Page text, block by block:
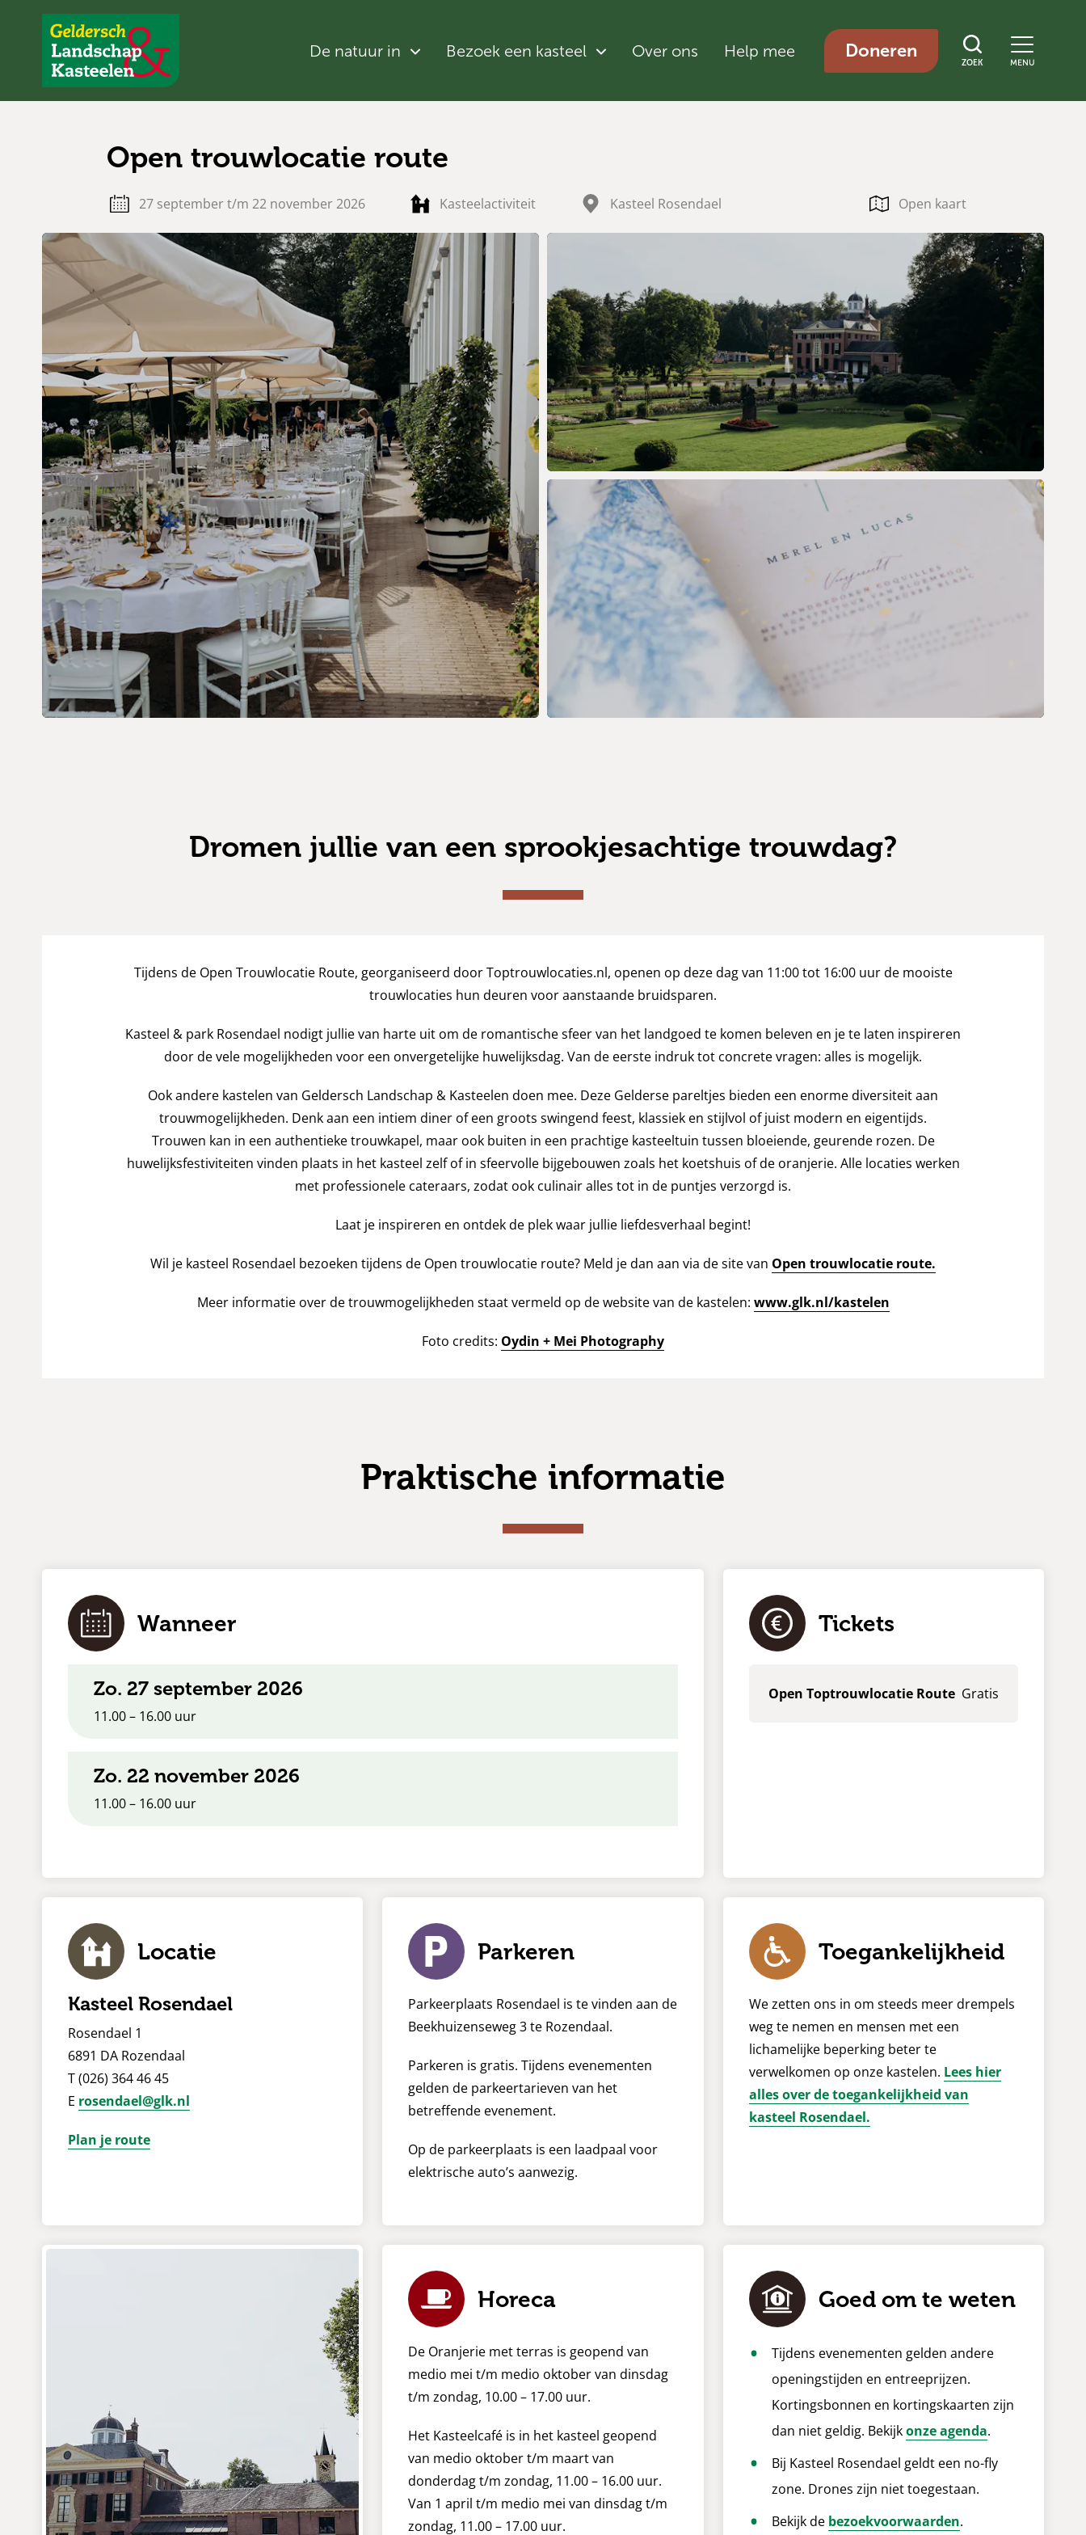
Geldersch
Landschap
en
De natuur in Bezoek een kasteel Over ons Help mee Doneren
ZOEK MENU
Open trouwlocatie route
27 september t/m 22 november 2026 Kasteelactiviteit Kasteel Rosendael Open kaart
Dromen jullie van een sprookjesachtige trouwdag?
Tijdens de Open Trouwlocatie Route, georganiseerd door Toptrouwlocaties.nl, openen op deze dag van 11:00 tot 16:00 uur de mooiste
trouwlocaties hun deuren voor aanstaande bruidsparen.
Kasteel & park Rosendael nodigt jullie van harte uit om de romantische sfeer van het landgoed te komen beleven en je te laten inspireren
door de vele mogelijkheden voor een onvergetelijke huwelijksdag. Van de eerste indruk tot concrete vragen: alles is mogelijk.
Ook andere kastelen van Geldersch Landschap & Kasteelen doen mee. Deze Gelderse pareltjes bieden een enorme diversiteit aan
trouwmogelijkheden. Denk aan een intiem diner of een groots swingend feest, klassiek en stijlvol of juist modern en eigentijds.
Trouwen kan in een authentieke trouwkapel, maar ook buiten in een prachtige kasteeltuin tussen bloeiende, geurende rozen. De
huwelijksfestiviteiten vinden plaats in het kasteel zelf of in sfeervolle bijgebouwen zoals het koetshuis of de oranjerie. Alle locaties werken
met professionele cateraars, zodat ook culinair alles tot in de puntjes verzorgd is.
Laat je inspireren en ontdek de plek waar jullie liefdesverhaal begint!
Wil je kasteel Rosendael bezoeken tijdens de Open trouwlocatie route? Meld je dan aan via de site van Open trouwlocatie route.
Meer informatie over de trouwmogelijkheden staat vermeld op de website van de kastelen: www.glk.nl/kastelen
Foto credits: Oydin + Mei Photography
Praktische informatie
Wanneer
zo. 27 september 2026
11.00 – 16.00 uur
zo. 22 november 2026
11.00 – 16.00 uur
Tickets
Open Toptrouwlocatie Route Gratis
Locatie
Kasteel Rosendael
Rosendael 1
6891 DA Rozendaal
T (026) 364 46 45
E rosendael@glk.nl
Plan je route
Parkeren
Parkeerplaats Rosendael is te vinden aan de
Beekhuizenseweg 3 te Rozendaal.
Parkeren is gratis. Tijdens evenementen
gelden de parkeertarieven van het
betreffende evenement.
Op de parkeerplaats is een laadpaal voor
elektrische auto’s aanwezig.
Toegankelijkheid
We zetten ons in om steeds meer drempels
weg te nemen en mensen met een
lichamelijke beperking beter te
verwelkomen op onze kastelen. Lees hier
alles over de toegankelijkheid van
kasteel Rosendael.
Horeca
De Oranjerie met terras is geopend van
medio mei t/m medio oktober van dinsdag
t/m zondag, 10.00 – 17.00 uur.
Het Kasteelcafé is in het kasteel geopend
van medio oktober t/m maart van
donderdag t/m zondag, 11.00 – 16.00 uur.
Van 1 april t/m medio mei van dinsdag t/m
zondag, 11.00 – 17.00 uur.
Goed om te weten
Tijdens evenementen gelden andere
openingstijden en entreeprijzen.
Kortingsbonnen en kortingskaarten zijn
dan niet geldig. Bekijkonze agenda.
Bij Kasteel Rosendael geldt een no-fly
zone. Drones zijn niet toegestaan.
Bekijk de bezoekvoorwaarden.